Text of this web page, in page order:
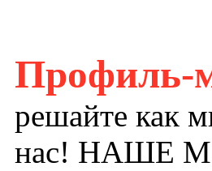
Профиль-
решайте как
нас! НАШЕ